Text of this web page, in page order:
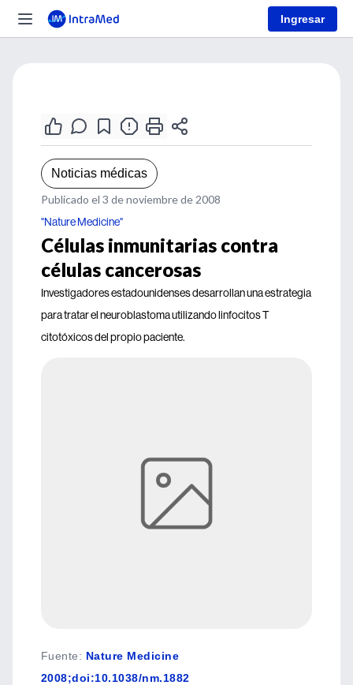
Ingresar
Noticias médicas
Publicado el 3 de noviembre de 2008
"Nature Medicine"
Células inmunitarias contra
células cancerosas
Investigadores estadounidenses desarrollan una estrategia
para tratar el neuroblastoma utilizando linfocitos T
citotóxicos del propio paciente.
Fuente: Nature Medicine
2008;doi:10.1038/nm.1882